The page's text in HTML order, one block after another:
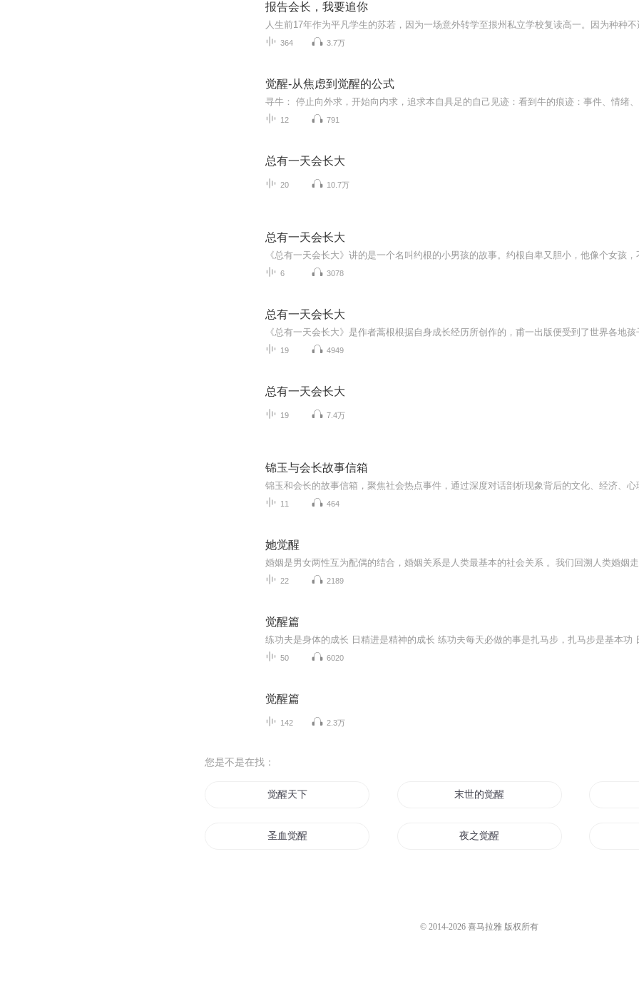
报告会长，我要追你
364 3.7万
觉醒-从焦虑到觉醒的公式
12 791
总有一天会长大
20 10.7万
总有一天会长大
6 3078
总有一天会长大
19 4949
总有一天会长大
19 7.4万
锦玉与会长故事信箱
11 464
她觉醒
22 2189
觉醒篇
50 6020
觉醒篇
142 2.3万
您是不是在找：
觉醒天下 末世的觉醒
圣血觉醒 夜之觉醒
© 2014-2026 喜马拉雅 版权所有